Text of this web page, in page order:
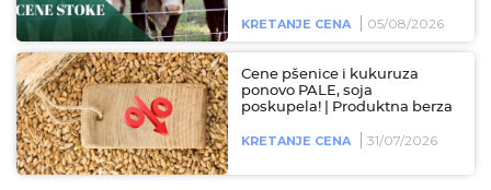
KRETANJE CENA 05/08/2026
Cene pšenice i kukuruza
ponovo PALE, soja
poskupela! | Produktna berza
KRETANJE CENA 31/07/2026